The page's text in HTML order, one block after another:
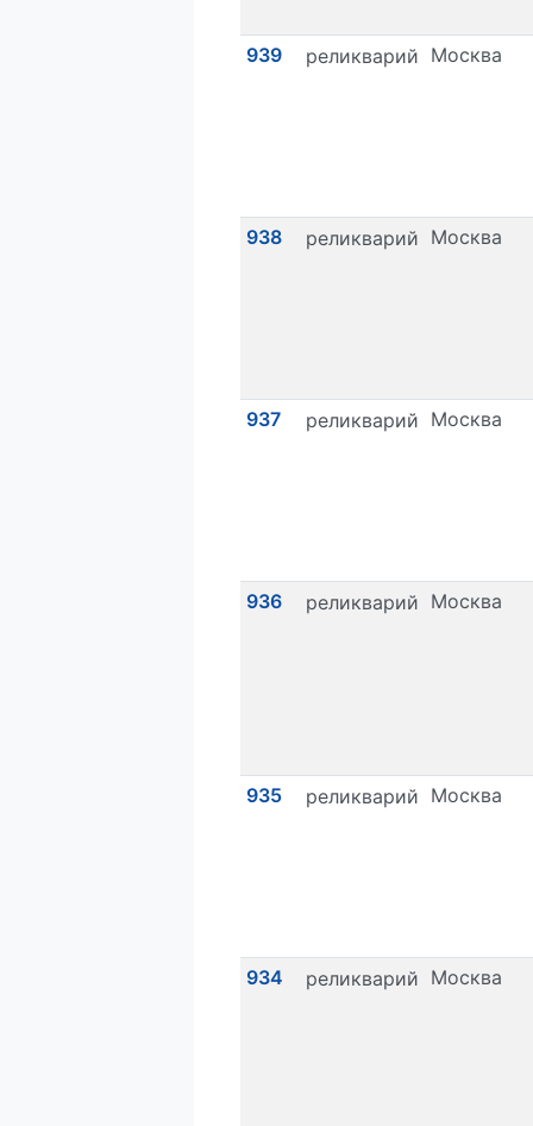
939 реликварий Москва
938 реликварий Москва
937 реликварий Москва
936 реликварий Москва
935 реликварий Москва
934 реликварий Москва